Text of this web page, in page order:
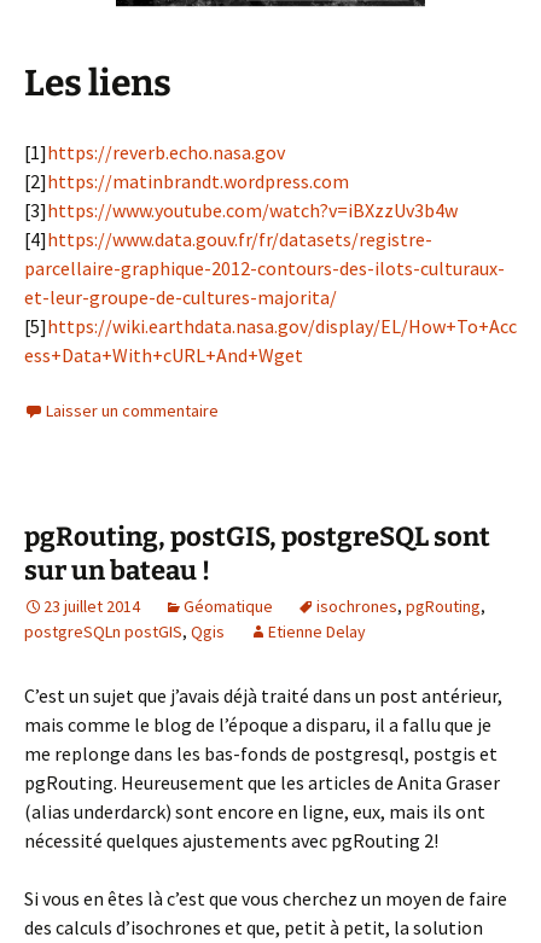
Les liens
[1]https://reverb.echo.nasa.gov
[2]https://matinbrandt.wordpress.com
[3]https://www.youtube.com/watch?v=iBXzzUv3b4w
[4]https://www.data.gouv.fr/fr/datasets/registre-
parcellaire-graphique-2012-contours-des-ilots-culturaux-
et-leur-groupe-de-cultures-majorita/
[5]https://wiki.earthdata.nasa.gov/display/EL/How+To+Acc
ess+Data+With+cURL+And+Wget
Laisser un commentaire
pgRouting, postGIS, postgreSQL sont
sur un bateau !
23 juillet 2014 Géomatique isochrones, pgRouting,
postgreSQLn postGIS, Qgis Etienne Delay
C’est un sujet que j’avais déjà traité dans un post antérieur,
mais comme le blog de l’époque a disparu, il a fallu que je
me replonge dans les bas-fonds de postgresql, postgis et
pgRouting. Heureusement que les articles de Anita Graser
(alias underdarck) sont encore en ligne, eux, mais ils ont
nécessité quelques ajustements avec pgRouting 2!
Si vous en êtes là c’est que vous cherchez un moyen de faire
des calculs d’isochrones et que, petit à petit, la solution